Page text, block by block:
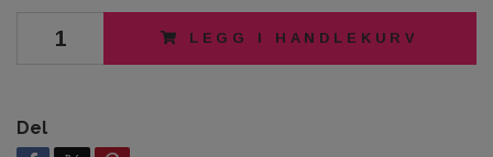
LEGG I HANDLEKURV
Del